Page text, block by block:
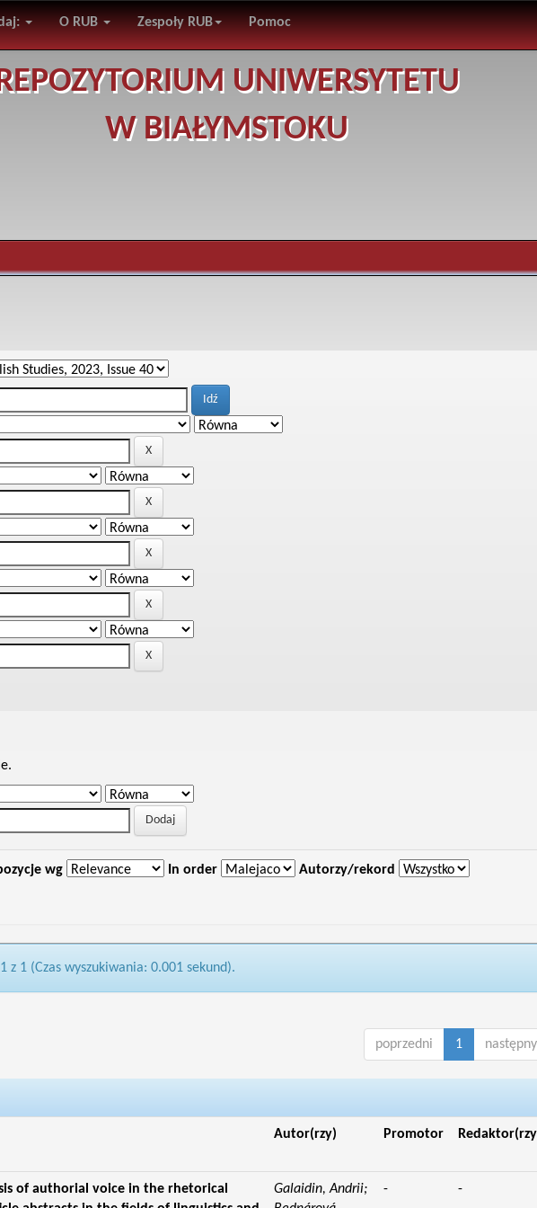
O RUB Zespoły RUB Pomoc
UNIWERSYTETU
W BIAŁYMSTOKU
wg In order Autorzy/rekord
z 1 (Czas wyszukiwania: 0.001 sekund).
poprzedni 1 następny
Autor(rzy) Promotor
of authorial voice in the rhetorical
Galaidin, Andrii;
- -